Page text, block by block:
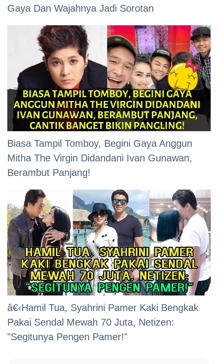
Gaya Dan Wajahnya Jadi Sorotan
Biasa Tampil Tomboy, Begini Gaya Anggun
Mitha The Virgin Didandani Ivan Gunawan,
Berambut Panjang!
â€‹Hamil Tua, Syahrini Pamer Kaki Bengkak
Pakai Sendal Mewah 70 Juta, Netizen:
"Segitunya Pengen Pamer!"